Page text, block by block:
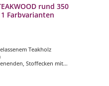
rund 350
Farbvarianten
Teakholz
Stoffecken mit